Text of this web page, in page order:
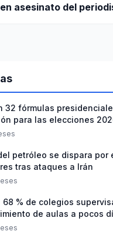
asesinato del
32 fórmulas
para las elecciones
petróleo se dispara por
tras ataques a Irán
68 % de colegios
de aulas a pocos
2026